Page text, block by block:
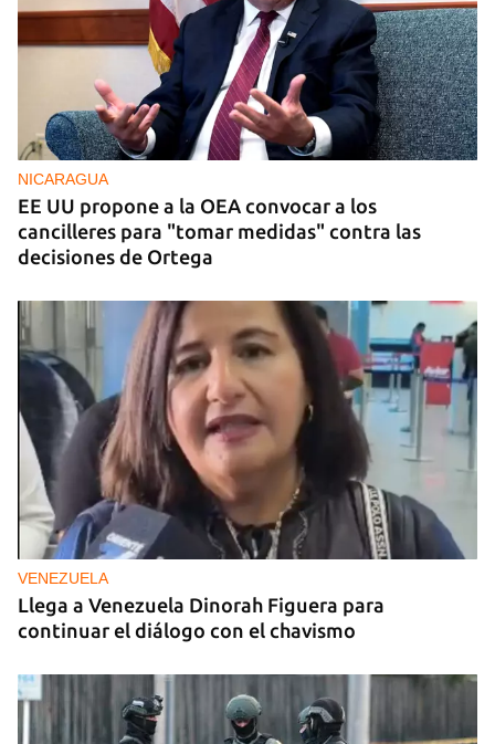
NICARAGUA
EE UU propone a la OEA convocar a los
cancilleres para "tomar medidas" contra las
decisiones de Ortega
VENEZUELA
Llega a Venezuela Dinorah Figuera para
continuar el diálogo con el chavismo